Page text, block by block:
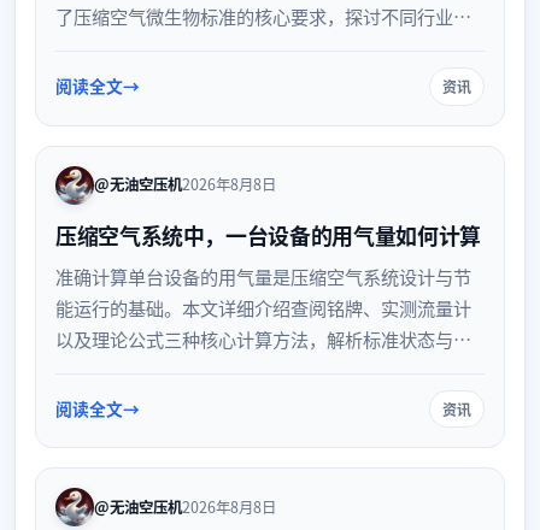
了压缩空气微生物标准的核心要求，探讨不同行业对
控制策略，帮助企业建立科学的监测体系。
阅读全文 资讯
@无油空压机2026年8月8日
压缩空气系统中，一台设备的用气量如何计算
准确计算单台设备的用气量是压缩空气系统设计与节
能运行的基础。本文详细介绍查阅铭牌、实测流量计
以及理论公式三种核心计算方法，解析标准状态与工
助企业科学评估耗气需求，优化空压机选型与系统配
阅读全文 资讯
@无油空压机2026年8月8日